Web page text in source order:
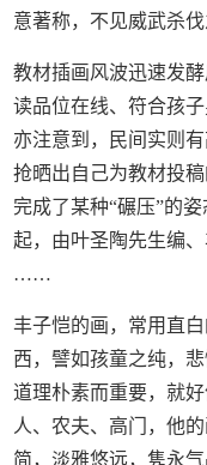
意著称，不见威武杀伐
教材插画风波迅速发
读品位在线、符合孩
亦注意到，民间实则
抢晒出自己为教材投
完成了某种“碾压”的
起，由叶圣陶先生编
……
丰子恺的画，常用直
西，譬如孩童之纯，
道理朴素而重要，就
人、农夫、高门，他
简，淡雅悠远，隽永